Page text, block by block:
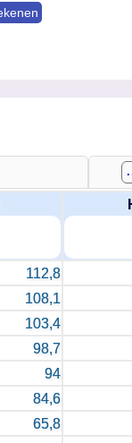
112,8
108,1
103,4
98,7
94
84,6
65,8